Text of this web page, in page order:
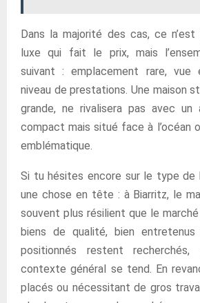
Dans la majorité des cas, ce
luxe qui fait le prix, mais
suivant : emplacement rare, vue
niveau de prestations. Une maison
grande, ne rivalisera pas avec un
compact mais situé face à l’océan
emblématique.
Si tu hésites encore sur le type de
une chose en tête : à Biarritz, le
souvent plus résilient que le
biens de qualité, bien
positionnés restent
contexte général se tend. En
placés ou nécessitant de gros